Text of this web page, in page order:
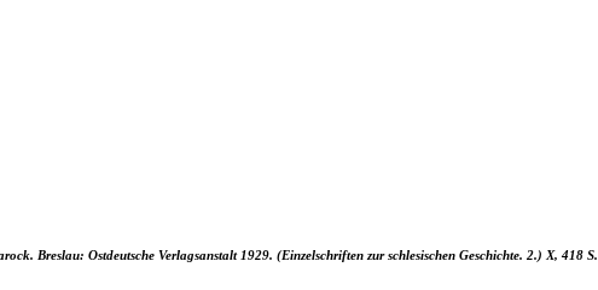
Breslau: Ostdeutsche Verlagsanstalt 1929. (Einzelschriften zur schlesischen Geschichte. 2.) X, 418 S.